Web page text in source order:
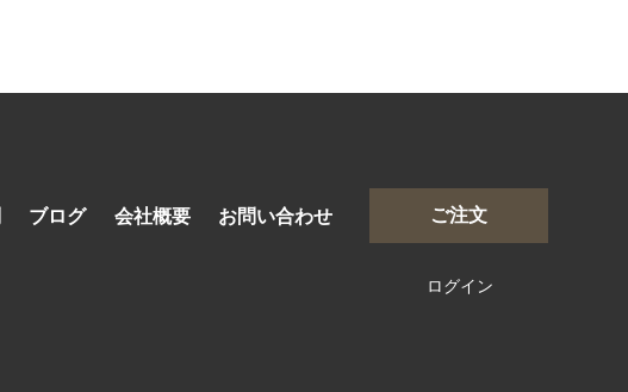
「もしも」に備えるサーファ
ログイン
ブログ 会社概要 お問い合わせ ご注文